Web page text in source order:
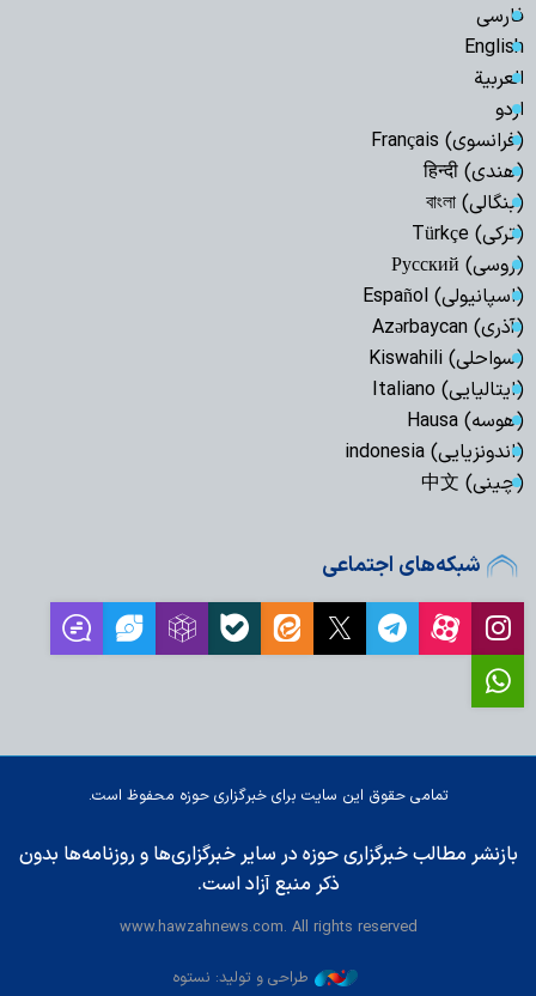
فارسی
English
العربیة
اردو
(فرانسوی) Français
(هندی) हिन्दी
(بنگالی) বাংলা
(ترکی) Türkçe
(روسی) Русский
(اسپانیولی) Español
(آذری) Azərbaycan
(سواحلی) Kiswahili
(ایتالیایی) Italiano
(هوسه) Hausa
(اندونزیایی) indonesia
(چینی) 中文
شبکه‌های اجتماعی
تمامی حقوق این سایت برای خبرگزاری حوزه محفوظ است.
بازنشر مطالب خبرگزاری حوزه در سایر خبرگزاری‌ها و روزنامه‌ها بدون
ذکر منبع آزاد است.
www.hawzahnews.com. All rights reserved
طراحی و تولید: نستوه